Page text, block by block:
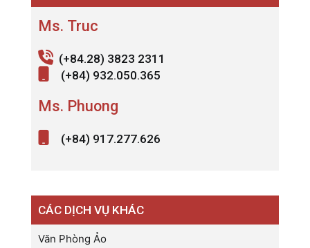
Ms. Truc
(+84.28) 3823 2311
(+84) 932.050.365
Ms. Phuong
(+84) 917.277.626
CÁC DỊCH VỤ KHÁC
Văn Phòng Ảo